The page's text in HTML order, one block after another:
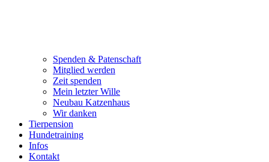
Spenden & Patenschaft
Mitglied werden
Zeit spenden
Mein letzter Wille
Neubau Katzenhaus
Wir danken
Tierpension
Hundetraining
Infos
Kontakt